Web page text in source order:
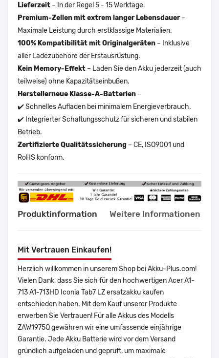
Lieferzeit – In der Regel 5 - 15 Werktage.
Premium-Zellen mit extrem langer Lebensdauer–
Maximale Leistung durch erstklassige Materialien.
100% Kompatibilität mit Originalgeräten – Inklusive
aller Ladezubehöre der Erstausrüstung.
Kein Memory-Effekt – Laden Sie den Akku jederzeit (auch
teilweise) ohne Kapazitätseinbußen.
Herstellerneue Klasse-A-Batterien –
✔️ Schnelles Aufladen bei minimalem Energieverbrauch.
✔️ Integrierter Schaltungsschutz für sicheren und stabilen
Betrieb.
Zertifizierte Qualitätssicherung – CE, ISO9001 und
RoHS konform.
Produktinformation Weitere Informationen
Mit Vertrauen Einkaufen!
Herzlich willkommen in unserem Shop bei Akku-Plus.com!
Vielen Dank, dass Sie sich für den hochwertigen Acer A1-
713 A1-713HD Iconia Tab7 LZ ersatzakku kaufen
entschieden haben. Mit dem Kauf unserer Produkte
erwerben Sie Vertrauen! Für alle Akkus des Modells
ZAW1975Q gewähren wir eine umfassende einjährige
Garantie. Jede Akku Batterie wird vor dem Versand
gründlich aufgeladen und geprüft, um maximale